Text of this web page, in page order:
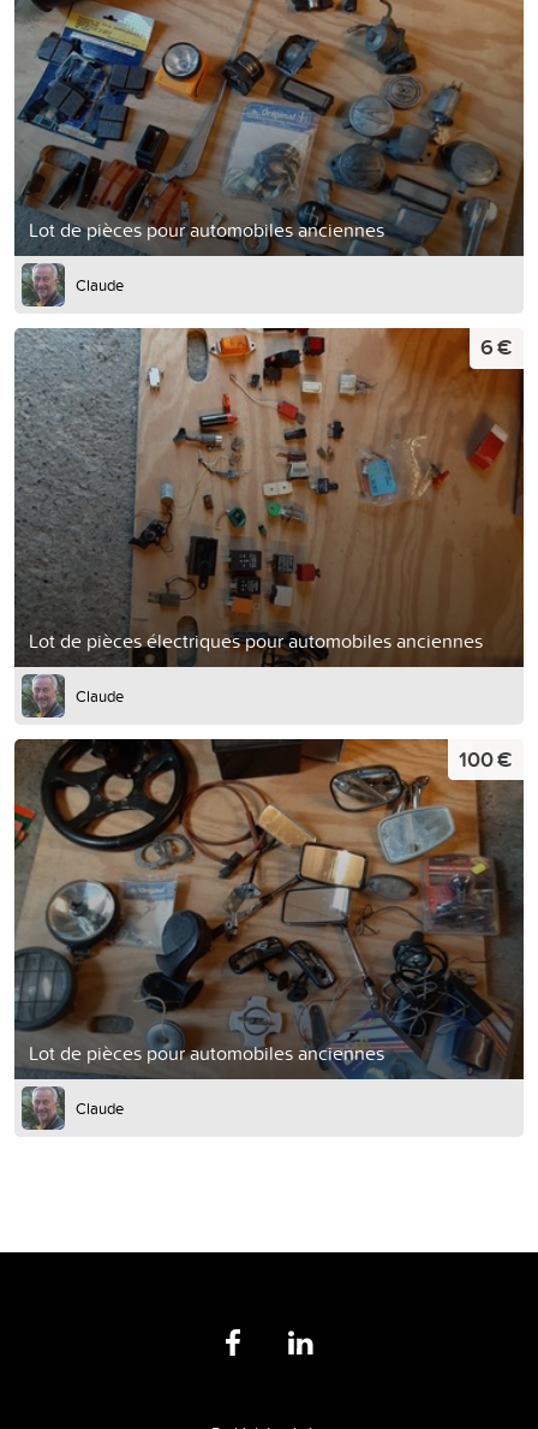
Lot de pièces pour automobiles anciennes
Claude
Lot de pièces électriques pour automobiles anciennes
6 €
Claude
Lot de pièces pour automobiles anciennes
100 €
Claude